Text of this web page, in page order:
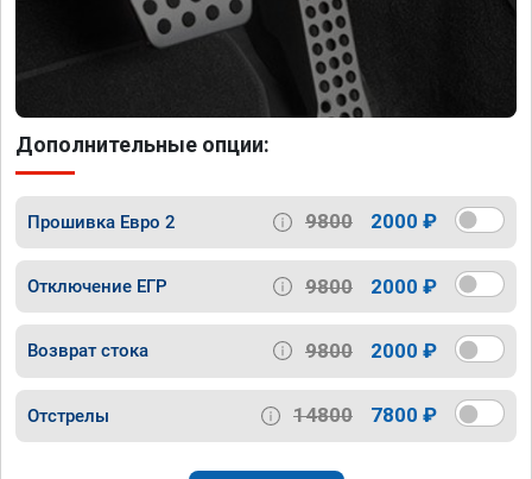
Дополнительные опции:
Прошивка Евро 2 9800 2000 ₽
Отключение ЕГР 9800 2000 ₽
Возврат стока 9800 2000 ₽
Отстрелы 14800 7800 ₽